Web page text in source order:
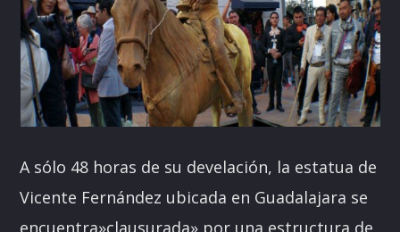
A sólo 48 horas de su develación, la estatua de
Vicente Fernández ubicada en Guadalajara se
encuentra»clausurada» por una estructura de